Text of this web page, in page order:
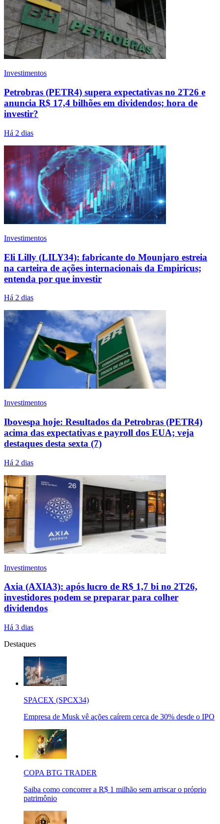
Investimentos
Petrobras (PETR4) supera expectativas no 2T26 e
anuncia R$ 17,4 bilhões em dividendos; hora de
investir?
Há 2 dias
Investimentos
Eli Lilly (LILY34): fabricante do Mounjaro estreia
na carteira de ações internacionais da Empiricus;
entenda por que investir
Há 2 dias
Investimentos
Ibovespa hoje: Resultados da Petrobras (PETR4)
acima das expectativas e payroll dos EUA; veja
destaques desta sexta (7)
Há 2 dias
Investimentos
Axia (AXIA3): após lucro de R$ 1,7 bi no 2T26,
investidores podem se preparar para colher
dividendos
Há 3 dias
Destaques
SPACEX (SPCX34)
Empresa de Musk vê ações caírem cerca de 30% desde o IPO
COPA BTG TRADER
Saiba como concorrer a R$ 1 milhão sem arriscar o próprio
patrimônio